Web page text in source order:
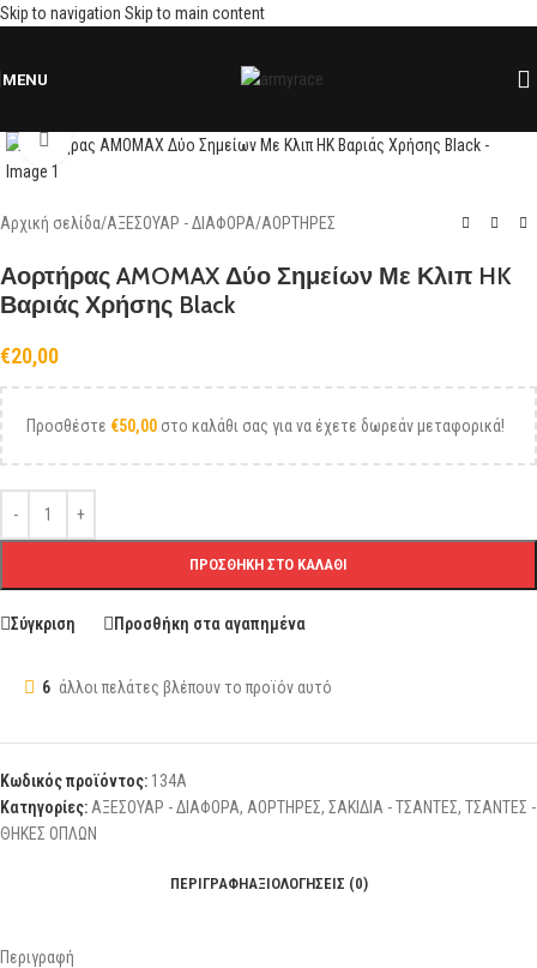
Skip to navigation Skip to main content
MENU
Click to enlarge
Αρχική σελίδα/ΑΞΕΣΟΥΑΡ - ΔΙΑΦΟΡΑ/ΑΟΡΤΗΡΕΣ
Αορτήρας AMOMAX Δύο Σημείων Με Κλιπ HK
Βαριάς Χρήσης Black
€20,00
Προσθέστε €50,00 στο καλάθι σας για να έχετε δωρεάν μεταφορικά!
ΠΡΟΣΘΉΚΗ ΣΤΟ ΚΑΛΆΘΙ
Σύγκριση Προσθήκη στα αγαπημένα
6 άλλοι πελάτες βλέπουν το προϊόν αυτό
Κωδικός προϊόντος: 134Α
Κατηγορίες: ΑΞΕΣΟΥΑΡ - ΔΙΑΦΟΡΑ, ΑΟΡΤΗΡΕΣ, ΣΑΚΙΔΙΑ - ΤΣΑΝΤΕΣ, ΤΣΑΝΤΕΣ -
ΘΗΚΕΣ ΟΠΛΩΝ
ΠΕΡΙΓΡΑΦΉΑΞΙΟΛΟΓΉΣΕΙΣ (0)
Περιγραφή